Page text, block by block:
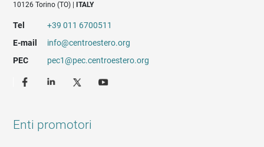
10126 Torino (TO) |
ITALY
Tel
+39 011 6700511
E-mail
info@centroestero.org
PEC
pec1@pec.centroestero.org
Enti promotori